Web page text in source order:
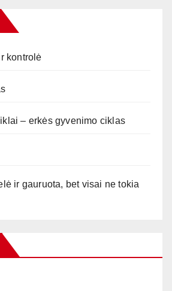
kontrolė
– erkės gyvenimo ciklas
ir gauruota, bet visai ne tokia